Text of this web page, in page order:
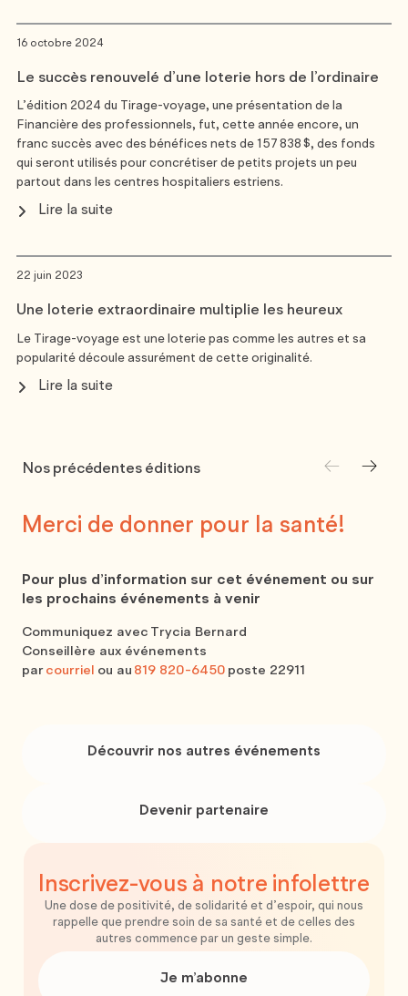
16 octobre 2024
Le succès renouvelé d’une loterie hors de l’ordinaire
L’édition 2024 du Tirage-voyage, une présentation de la
Financière des professionnels, fut, cette année encore, un
franc succès avec des bénéfices nets de 157 838 $, des fonds
qui seront utilisés pour concrétiser de petits projets un peu
partout dans les centres hospitaliers estriens.
Lire la suite
22 juin 2023
Une loterie extraordinaire multiplie les heureux
Le Tirage-voyage est une loterie pas comme les autres et sa
popularité découle assurément de cette originalité.
Lire la suite
Nos précédentes éditions
Merci de donner pour la santé!
Pour plus d’information sur cet événement ou sur
les prochains événements à venir
Communiquez avec Trycia Bernard
Conseillère aux événements
par courriel ou au 819 820-6450 poste 22911
Découvrir nos autres événements
Devenir partenaire
Inscrivez-vous à notre infolettre
Une dose de positivité, de solidarité et d’espoir, qui nous
rappelle que prendre soin de sa santé et de celles des
autres commence par un geste simple.
Je m’abonne